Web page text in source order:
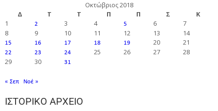
Οκτώβριος 2018
Δ
Τ Τ Π Π Σ
Κ
1
2 3 4 5 6
7
8
9 10 11 12 13 14
15 16 17 18 19 20 21
22 23 24 25 26 27
28
29
30 31
« Σεπ Νοέ »
ΙΣΤΟΡΙΚΌ ΑΡΧΕΊΟ